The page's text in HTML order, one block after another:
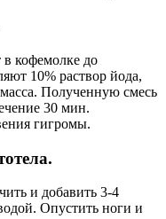
в кофемолке до
10% раствор йода,
Полученную смесь
30 мин.
гигромы.
и добавить 3-4
Опустить ноги и